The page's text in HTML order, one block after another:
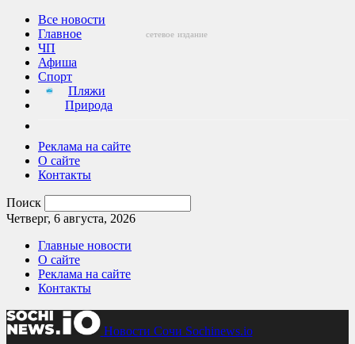
Все новости
Главное
ЧП
Афиша
Спорт
Пляжи
Природа
Реклама на сайте
О сайте
Контакты
Поиск
Четверг, 6 августа, 2026
Главные новости
О сайте
Реклама на сайте
Контакты
Новости Сочи Sochinews.io
сетевое издание